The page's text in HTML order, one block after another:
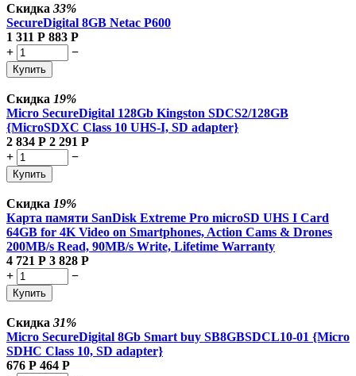
Скидка 33%
SecureDigital 8GB Netac P600
1 311 Р 883 Р
+
−
Купить
Скидка 19%
Micro SecureDigital 128Gb Kingston SDCS2/128GB
{MicroSDXC Class 10 UHS-I, SD adapter}
2 834 Р 2 291 Р
+
−
Купить
Скидка 19%
Карта памяти SanDisk Extreme Pro microSD UHS I Card
64GB for 4K Video on Smartphones, Action Cams & Drones
200MB/s Read, 90MB/s Write, Lifetime Warranty
4 721 Р 3 828 Р
+
−
Купить
Скидка 31%
Micro SecureDigital 8Gb Smart buy SB8GBSDCL10-01 {Micro
SDHC Class 10, SD adapter}
676 Р 464 Р